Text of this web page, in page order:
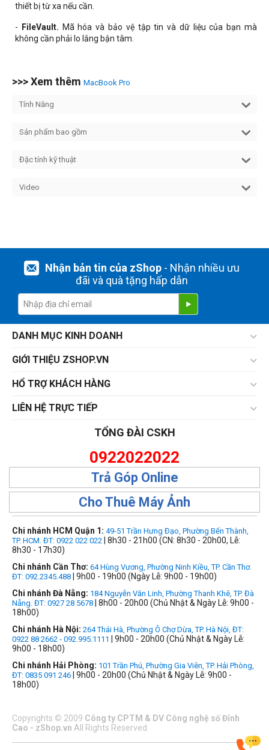
thiết bị từ xa nếu cần.
- FileVault. Mã hóa và bảo vệ tập tin và dữ liệu của bạn mà
không cần phải lo lắng bận tâm.
>>> Xem thêm MacBook Pro
Tính Năng
Sản phẩm bao gồm
Đặc tính kỹ thuật
Video
Nhận bản tin của zShop- Nhận nhiều ưu
đãi và quà tặng hấp dẫn
DANH MỤC KINH DOANH
GIỚI THIỆU ZSHOP.VN
HỔ TRỢ KHÁCH HÀNG
LIÊN HỆ TRỰC TIẾP
TỔNG ĐÀI CSKH
0922022022
Trả Góp Online
Cho Thuê Máy Ảnh
Chi nhánh HCM Quận 1: 49-51 Trần Hưng Đạo, Phường Bến Thành,
TP. HCM. ĐT: 0922 022 022 | 8h30 - 21h00 (CN: 8h30 - 20h00, Lễ:
8h30 - 17h30)
Chi nhánh Cần Thơ: 64 Hùng Vương, Phường Ninh Kiều, TP. Cần Thơ.
ĐT: 092.2345.488 | 9h00 - 19h00 (Ngày Lễ: 9h00 - 19h00)
Chi nhánh Đà Nẵng: 184 Nguyễn Văn Linh, Phường Thanh Khê, TP. Đà
Nẵng. ĐT: 0927 28 5678 | 8h00 - 20h00 (Chủ Nhật & Ngày Lễ: 9h00 -
18h00)
Chi nhánh Hà Nội: 264 Thái Hà, Phường Ô Chợ Dừa, TP. Hà Nội, ĐT:
0922 88 2662 - 092.995.1111
| 9h00 - 20h00 (Chủ Nhật & Ngày Lễ:
9h00 - 18h00)
Chi nhánh Hải Phòng: 101 Trần Phú, Phường Gia Viên, TP. Hải Phòng,
ĐT: 0835 091 246 | 9h00 - 20h00 (Chủ Nhật & Ngày Lễ: 9h00 -
18h00)
Copyrights © 2009 Công ty CPTM & DV Công nghệ số Đỉnh
Cao - zShop.vn All Rights Reserved